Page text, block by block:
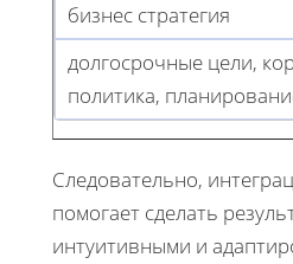
бизнес стратегия
долгосрочные цели,
политика,
Следовательно,
помогает сделать
интуитивными и